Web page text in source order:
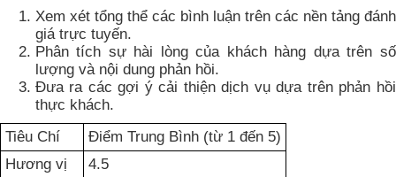
Xem xét tổng thể các bình luận trên các nền tảng đánh
giá trực tuyến.
Phân tích sự hài lòng của khách hàng dựa trên số
lượng và nội dung phản hồi.
Đưa ra các gợi ý cải thiện dịch vụ dựa trên phản hồi
thực khách.
Tiêu Chí
Điểm Trung Bình (từ 1 đến 5)
Hương vị
4.5